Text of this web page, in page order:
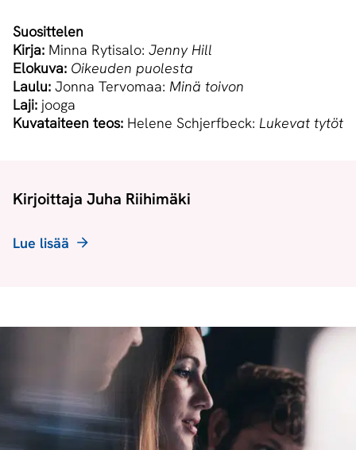
Suosittelen
Kirja: Minna Rytisalo: Jenny Hill
Elokuva: Oikeuden puolesta
Laulu: Jonna Tervomaa: Minä toivon
Laji: jooga
Kuvataiteen teos: Helene Schjerfbeck: Lukevat tytöt
Kirjoittaja Juha Riihimäki
Lue lisää